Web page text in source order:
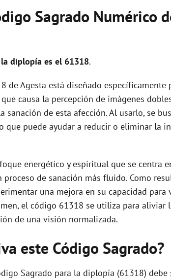
Sagrado Numérico
diplopía es el 61318.
de Agesta está diseñado
causa la percepción de imágenes
sanación de esta afección. Al usarlo, se
que puede ayudar a reducir o eliminar la
energético y espiritual que se centra
de sanación más fluido. Como
una mejora en su capacidad para
el código 61318 se utiliza para
de una visión normalizada.
este Código Sagrado?
Sagrado para la diplopía (61318)